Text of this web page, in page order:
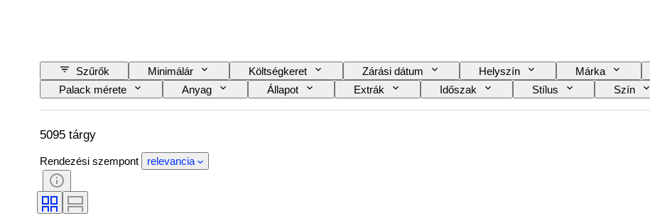
Szűrők Minimálár Költségkeret Zárási dátum Helyszín Márka
Palack mérete
Anyag Állapot Extrák Időszak Stílus Szín
Bor megnevezése/besorolása
Wine Fill Level Borosztályozás Szőlőfajták Korszak
5095 tárgy
Rendezési szempont relevancia